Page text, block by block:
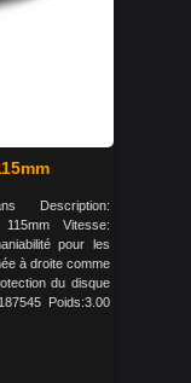
Description:
Vitesse:
pour les
à droite comme
du disque
Poids:3.00